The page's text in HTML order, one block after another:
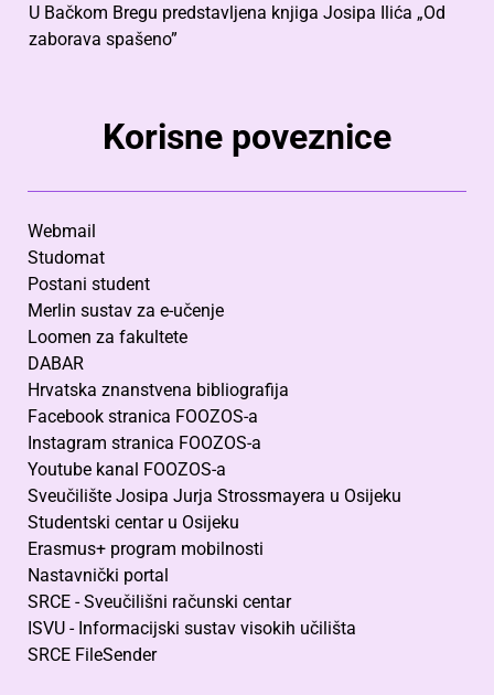
U Bačkom Bregu predstavljena knjiga Josipa Ilića „Od
zaborava spašeno”
Korisne poveznice
Webmail
Studomat
Postani student
Merlin sustav za e-učenje
Loomen za fakultete
DABAR
Hrvatska znanstvena bibliografija
Facebook stranica FOOZOS-a
Instagram stranica FOOZOS-a
Youtube kanal FOOZOS-a
Sveučilište Josipa Jurja Strossmayera u Osijeku
Studentski centar u Osijeku
Erasmus+ program mobilnosti
Nastavnički portal
SRCE - Sveučilišni računski centar
ISVU - Informacijski sustav visokih učilišta
SRCE FileSender